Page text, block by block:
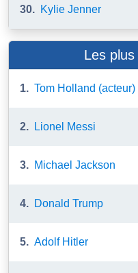
30. Kylie Jenner
Les
1. Tom Holland (acteur)
2. Lionel Messi
3. Michael Jackson
4. Donald Trump
5. Adolf Hitler